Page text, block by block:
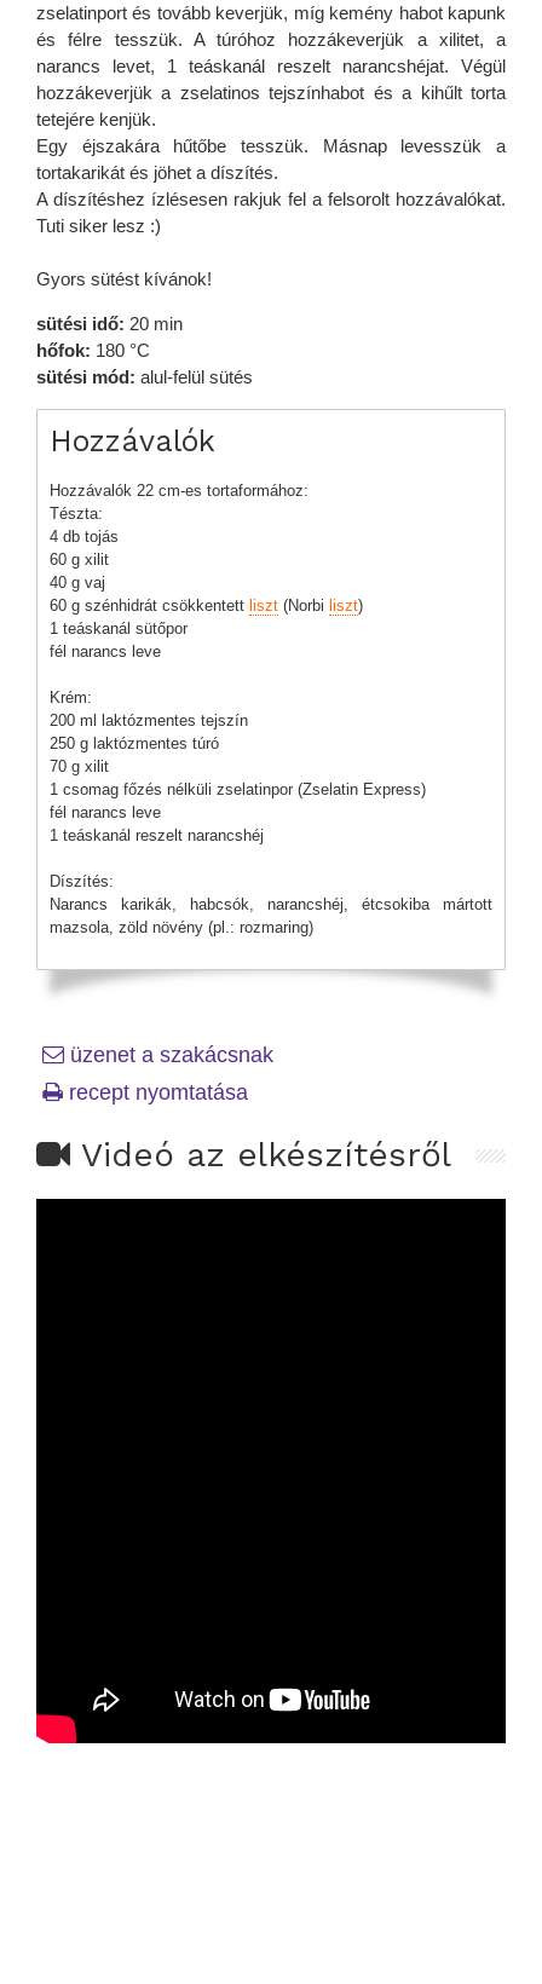
zselatinport és tovább keverjük, míg kemény habot kapunk
és félre tesszük. A túróhoz hozzákeverjük a xilitet, a
narancs levet, 1 teáskanál reszelt narancshéjat. Végül
hozzákeverjük a zselatinos tejszínhabot és a kihűlt torta
tetejére kenjük.
Egy éjszakára hűtőbe tesszük. Másnap levesszük a
tortakarikát és jöhet a díszítés.
A díszítéshez ízlésesen rakjuk fel a felsorolt hozzávalókat.
Tuti siker lesz :)
Gyors sütést kívánok!
sütési idő: 20 min
hőfok: 180 °C
sütési mód: alul-felül sütés
Hozzávalók
Hozzávalók 22 cm-es tortaformához:
Tészta:
4 db tojás
60 g xilit
40 g vaj
60 g szénhidrát csökkentett liszt (Norbi liszt)
1 teáskanál sütőpor
fél narancs leve
Krém:
200 ml laktózmentes tejszín
250 g laktózmentes túró
70 g xilit
1 csomag főzés nélküli zselatinpor (Zselatin Express)
fél narancs leve
1 teáskanál reszelt narancshéj
Díszítés:
Narancs karikák, habcsók, narancshéj, étcsokiba mártott
mazsola, zöld növény (pl.: rozmaring)
üzenet a szakácsnak
recept nyomtatása
Videó az elkészítésről